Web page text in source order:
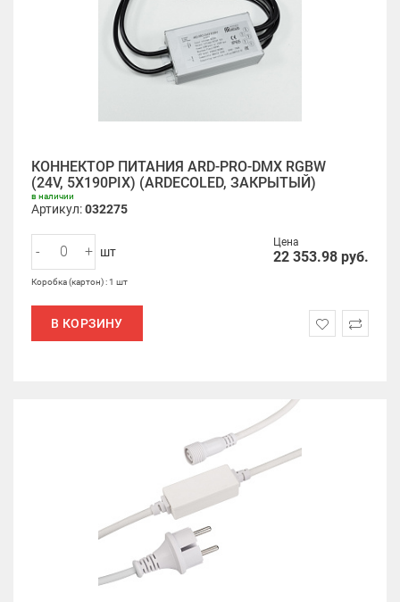
КОННЕКТОР ПИТАНИЯ ARD-PRO-DMX RGBW
(24V, 5X190PIX) (ARDECOLED, ЗАКРЫТЫЙ)
в наличии
Артикул:032275
Цена
22 353.98 руб.
- + шт
Коробка (картон) : 1 шт
В КОРЗИНУ